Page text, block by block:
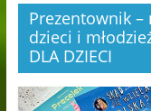
Prezentownik
dzieci i
DLA DZIECI